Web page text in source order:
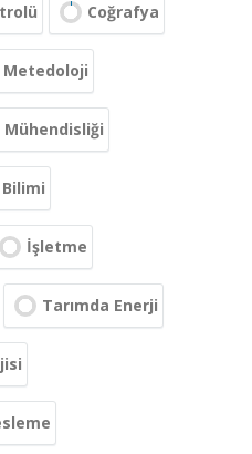
Coğrafya
Metedoloji
Mühendisliği
İşletme
Tarımda Enerji